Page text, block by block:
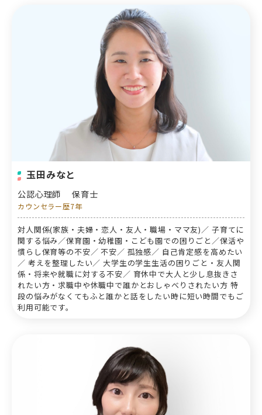
玉田みなと
公認心理師 保育士
カウンセラー歴7年
対人関係(家族・夫婦・恋人・友人・職場・ママ友)／ 子育てに
関する悩み／保育園・幼稚園・こども園での困りごと／保活や
慣らし保育等の不安／ 不安／ 孤独感／ 自己肯定感を高めたい
／ 考えを整理したい／ 大学生の学生生活の困りごと・友人関
係・将来や就職に対する不安／ 育休中で大人と少し息抜きさ
れたい方・求職中や休職中で誰かとおしゃべりされたい方 特
段の悩みがなくてもふと誰かと話をしたい時に短い時間でもご
利用可能です。